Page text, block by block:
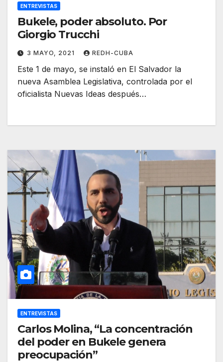
ENTREVISTAS
Bukele, poder absoluto. Por
Giorgio Trucchi
3 MAYO, 2021 REDH-CUBA
Este 1 de mayo, se instaló en El Salvador la
nueva Asamblea Legislativa, controlada por el
oficialista Nuevas Ideas después…
ENTREVISTAS
Carlos Molina, “La concentración
del poder en Bukele genera
preocupación”